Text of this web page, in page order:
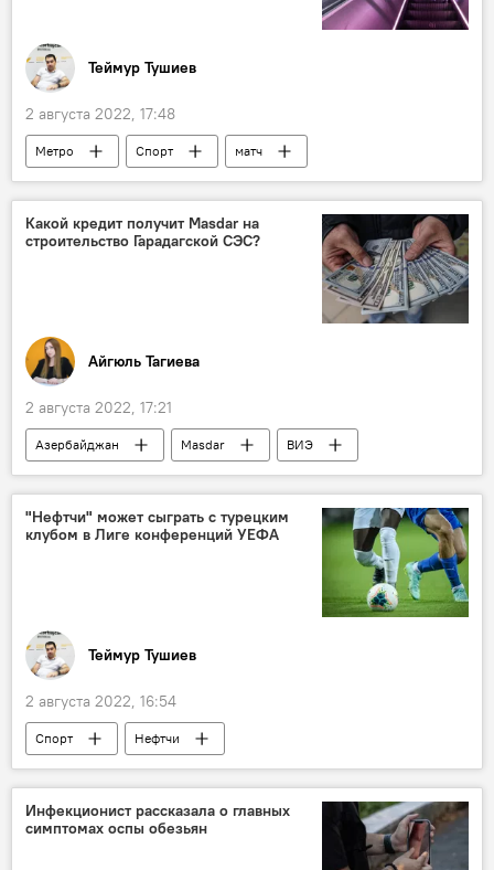
Теймур Тушиев
2 августа 2022, 17:48
Метро Спорт
матч
Усиленный режим
Какой кредит получит Masdar на
строительство Гарадагской СЭС?
Айгюль Тагиева
2 августа 2022, 17:21
Азербайджан Masdar
ВИЭ
Гарадагская СЭС
Кредит
строительство
Экономика
"Нефтчи" может сыграть с турецким
клубом в Лиге конференций УЕФА
Теймур Тушиев
2 августа 2022, 16:54
Спорт
Нефтчи
Лига конференций УЕФА
Инфекционист рассказала о главных
симптомах оспы обезьян